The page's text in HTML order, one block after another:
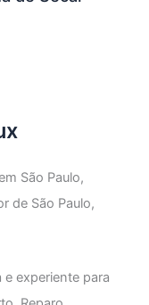
São Paulo,
de São Paulo,
e experiente para